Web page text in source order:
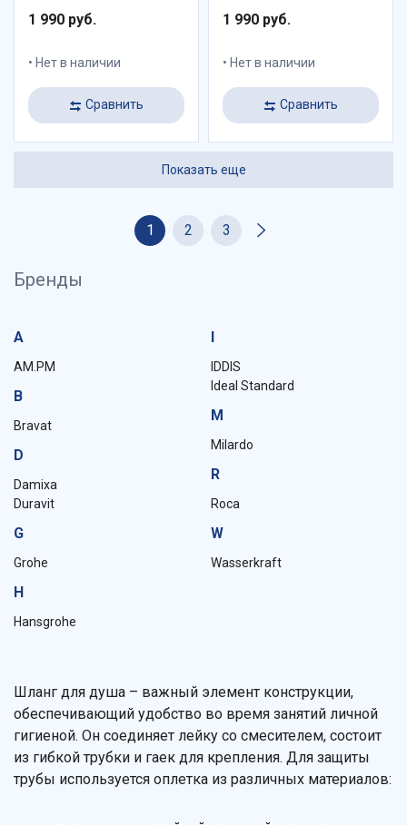
1 990 руб.
Нет в наличии
Сравнить
1 990 руб.
Нет в наличии
Сравнить
Показать еще
1 2 3
Бренды
A
AM.PM
B
Bravat
D
Damixa
Duravit
G
Grohe
H
Hansgrohe
I
IDDIS
Ideal Standard
M
Milardo
R
Roca
W
Wasserkraft
Шланг для душа – важный элемент конструкции,
обеспечивающий удобство во время занятий личной
гигиеной. Он соединяет лейку со смесителем, состоит
из гибкой трубки и гаек для крепления. Для защиты
трубы используется оплетка из различных материалов: